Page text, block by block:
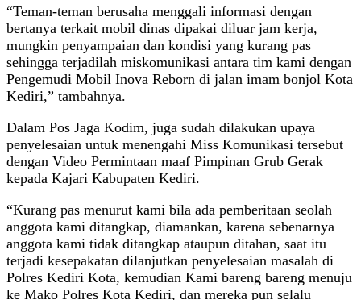
“Teman-teman berusaha menggali informasi dengan
bertanya terkait mobil dinas dipakai diluar jam kerja,
mungkin penyampaian dan kondisi yang kurang pas
sehingga terjadilah miskomunikasi antara tim kami dengan
Pengemudi Mobil Inova Reborn di jalan imam bonjol Kota
Kediri,” tambahnya.
Dalam Pos Jaga Kodim, juga sudah dilakukan upaya
penyelesaian untuk menengahi Miss Komunikasi tersebut
dengan Video Permintaan maaf Pimpinan Grub Gerak
kepada Kajari Kabupaten Kediri.
“Kurang pas menurut kami bila ada pemberitaan seolah
anggota kami ditangkap, diamankan, karena sebenarnya
anggota kami tidak ditangkap ataupun ditahan, saat itu
terjadi kesepakatan dilanjutkan penyelesaian masalah di
Polres Kediri Kota, kemudian Kami bareng bareng menuju
ke Mako Polres Kota Kediri, dan mereka pun selalu